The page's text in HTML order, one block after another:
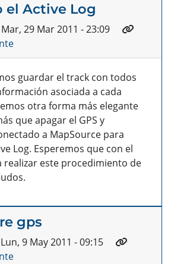
el Active Log
Mar, 29 Mar 2011 - 23:09
guardar el track con todos
asociada a cada
otra forma más elegante
que apagar el GPS y
a MapSource para
Log. Esperemos que con el
realizar este procedimiento de
gps
Lun, 9 May 2011 - 09:15